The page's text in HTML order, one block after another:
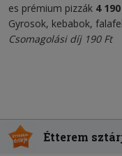
es prémium pizzák 4
Gyrosok, kebabok,
Csomagolási díj 190 Ft
Étterem